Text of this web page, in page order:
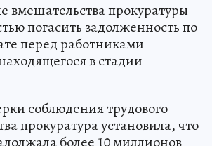
вмешательства прокуратуры
погасить задолженность по
перед работниками
в стадии
соблюдения трудового
прокуратура установила, что